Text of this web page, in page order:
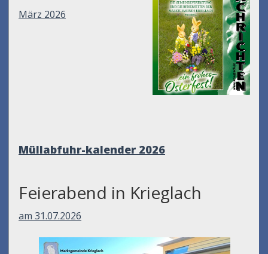
März 2026
Müllabfuhr-kalender